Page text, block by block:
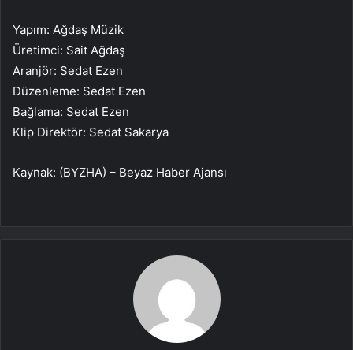
Yapım: Ağdaş Müzik
Üretimci: Sait Ağdaş
Aranjör: Sedat Ezen
Düzenleme: Sedat Ezen
Bağlama: Sedat Ezen
Klip Direktör: Sedat Sakarya
Kaynak: (BYZHA) – Beyaz Haber Ajansı